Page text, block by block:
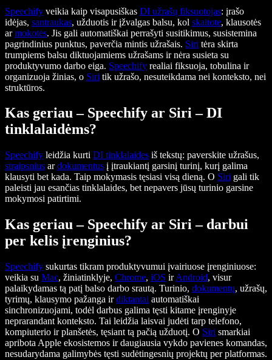
Speechify veikia kaip visapusiškas DI užrašų fiksuotojas: įrašo
idėjas, santraukas, užduotis ir įžvalgas balsu, kol skaitote, klausotės
armokotės. Jis gali automatiškai perrašyti susitikimus, susistemina
pagrindinius punktus, paverčia mintis užrašais. Siri tėra skirta
trumpiems balsu diktuojamiems užrašams ir nėra susieta su
produktyvumo darbo eiga. Speechify realiai fiksuoja, tobulina ir
organizuoja žinias, o Siri tik užrašo, nesuteikdama nei konteksto, nei
struktūros.
Kas geriau – Speechify ar Siri – DI
tinklalaidėms?
Speechify leidžia kurti DI tinklalaides iš tekstų: paverskite užrašus,
straipsnius ardokumentus į įtraukiantį garsinį turinį, kurį galima
klausyti bet kada. Taip mokymasis tęsiasi visą dieną. O Siri gali tik
paleisti jau esančias tinklalaides, bet nepavers jūsų turinio garsine
mokymosi patirtimi.
Kas geriau – Speechify ar Siri – darbui
per kelis įrenginius?
Speechify sukurtas tikram produktyvumui įvairiuose įrenginiuose:
veikia su Mac, žiniatinklyje, Chrome, iOS irAndroid, visur
palaikydamas tą patį balso darbo srautą. Turinio, dokumentų, užrašų,
tyrimų, klausymo pažanga irdiktantai automatiškai
sinchronizuojami, todėl darbus galima tęsti kitame įrenginyje
neprarandant konteksto. Tai leidžia laisvai judėti tarp telefono,
kompiuterio ir planšetės, tęsiant tą pačią užduotį. O Siri smarkiai
apribota Apple ekosistemos ir daugiausia vykdo pavienes komandas,
nesudarydama galimybės tęsti sudėtingesnių projektų per platformas.